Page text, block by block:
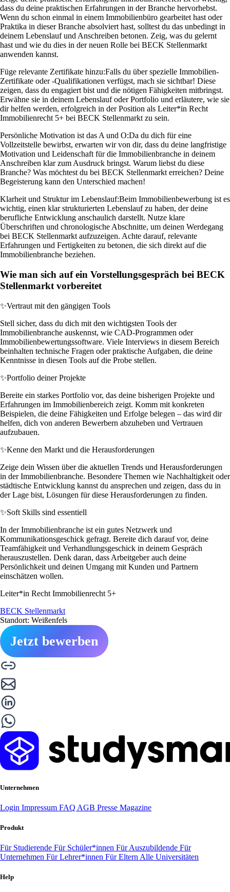
dass du deine praktischen Erfahrungen in der Branche hervorhebst.
Wenn du schon einmal in einem Immobilienbüro gearbeitet hast oder
Praktika in dieser Branche absolviert hast, solltest du das unbedingt in
deinem Lebenslauf und Anschreiben betonen. Zeig, was du gelernt
hast und wie du dies in der neuen Rolle bei BECK Stellenmarkt
anwenden kannst.
Füge relevante Zertifikate hinzu:Falls du über spezielle Immobilien-
Zertifikate oder -Qualifikationen verfügst, mach sie sichtbar! Diese
zeigen, dass du engagiert bist und die nötigen Fähigkeiten mitbringst.
Erwähne sie in deinem Lebenslauf oder Portfolio und erläutere, wie sie
dir helfen werden, erfolgreich in der Position als Leiter*in Recht
Immobilienrecht 5+ bei BECK Stellenmarkt zu sein.
Persönliche Motivation ist das A und O:Da du dich für eine
Vollzeitstelle bewirbst, erwarten wir von dir, dass du deine langfristige
Motivation und Leidenschaft für die Immobilienbranche in deinem
Anschreiben klar zum Ausdruck bringst. Warum liebst du diese
Branche? Was möchtest du bei BECK Stellenmarkt erreichen? Deine
Begeisterung kann den Unterschied machen!
Klarheit und Struktur im Lebenslauf:Beim Immobilienbewerbung ist es
wichtig, einen klar strukturierten Lebenslauf zu haben, der deine
berufliche Entwicklung anschaulich darstellt. Nutze klare
Überschriften und chronologische Abschnitte, um deinen Werdegang
bei BECK Stellenmarkt aufzuzeigen. Achte darauf, relevante
Erfahrungen und Fertigkeiten zu betonen, die sich direkt auf die
Immobilienbranche beziehen.
Wie man sich auf ein Vorstellungsgespräch bei BECK
Stellenmarkt vorbereitet
✨Vertraut mit den gängigen Tools
Stell sicher, dass du dich mit den wichtigsten Tools der
Immobilienbranche auskennst, wie CAD-Programmen oder
Immobilienbewertungssoftware. Viele Interviews in diesem Bereich
beinhalten technische Fragen oder praktische Aufgaben, die deine
Kenntnisse in diesen Tools auf die Probe stellen.
✨Portfolio deiner Projekte
Bereite ein starkes Portfolio vor, das deine bisherigen Projekte und
Erfahrungen im Immobilienbereich zeigt. Komm mit konkreten
Beispielen, die deine Fähigkeiten und Erfolge belegen – das wird dir
helfen, dich von anderen Bewerbern abzuheben und Vertrauen
aufzubauen.
✨Kenne den Markt und die Herausforderungen
Zeige dein Wissen über die aktuellen Trends und Herausforderungen
in der Immobilienbranche. Besondere Themen wie Nachhaltigkeit oder
städtische Entwicklung kannst du ansprechen und zeigen, dass du in
der Lage bist, Lösungen für diese Herausforderungen zu finden.
✨Soft Skills sind essentiell
In der Immobilienbranche ist ein gutes Netzwerk und
Kommunikationsgeschick gefragt. Bereite dich darauf vor, deine
Teamfähigkeit und Verhandlungsgeschick in deinem Gespräch
herauszustellen. Denk daran, dass Arbeitgeber auch deine
Persönlichkeit und deinen Umgang mit Kunden und Partnern
einschätzen wollen.
Leiter*in Recht Immobilienrecht 5+
BECK Stellenmarkt
Standort: Weißenfels
Jetzt bewerben
Unternehmen
Login Impressum FAQ AGB Presse Magazine
Produkt
Für Studierende Für Schüler*innen Für Auszubildende Für
Unternehmen Für Lehrer*innen Für Eltern Alle Universitäten
Help